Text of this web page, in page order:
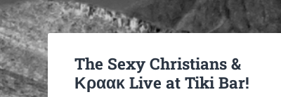
The Sexy Christians &
Κραακ Live at Tiki Bar!